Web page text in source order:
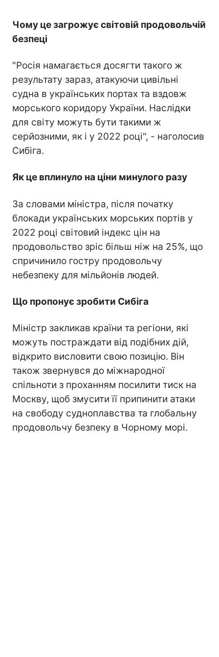
Чому це загрожує світовій продовольчій
безпеці
"Росія намагається досягти такого ж
результату зараз, атакуючи цивільні
судна в українських портах та вздовж
морського коридору України. Наслідки
для світу можуть бути такими ж
серйозними, як і у 2022 році", - наголосив
Сибіга.
Як це вплинуло на ціни минулого разу
За словами міністра, після початку
блокади українських морських портів у
2022 році світовий індекс цін на
продовольство зріс більш ніж на 25%, що
спричинило гостру продовольчу
небезпеку для мільйонів людей.
Що пропонує зробити Сибіга
Міністр закликав країни та регіони, які
можуть постраждати від подібних дій,
відкрито висловити свою позицію. Він
також звернувся до міжнародної
спільноти з проханням посилити тиск на
Москву, щоб змусити її припинити атаки
на свободу судноплавства та глобальну
продовольчу безпеку в Чорному морі.